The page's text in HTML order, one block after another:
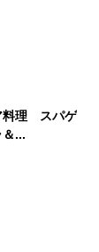
料理 スパゲ
...